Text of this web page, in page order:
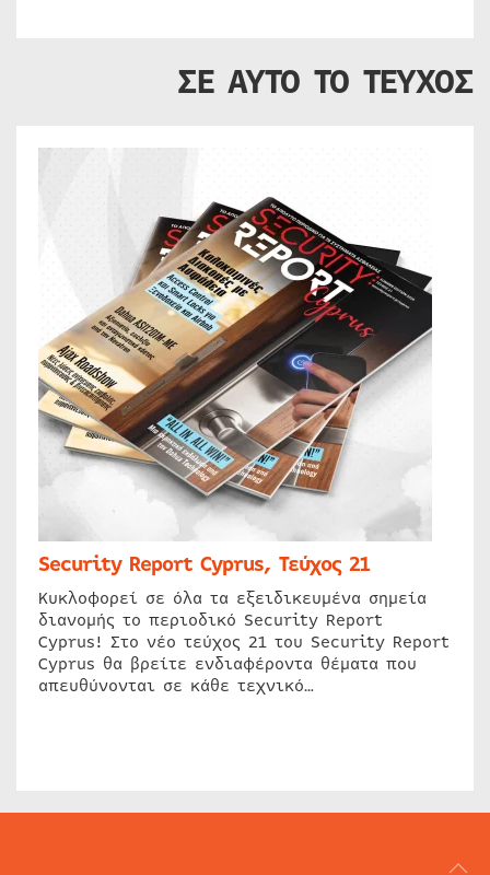
ΣΕ ΑΥΤΟ ΤΟ ΤΕΥΧΟΣ
Security Report Cyprus, Τεύχος 21
Κυκλοφορεί σε όλα τα εξειδικευμένα σημεία
διανομής το περιοδικό Security Report
Cyprus! Στο νέο τεύχος 21 του Security Report
Cyprus θα βρείτε ενδιαφέροντα θέματα που
απευθύνονται σε κάθε τεχνικό…